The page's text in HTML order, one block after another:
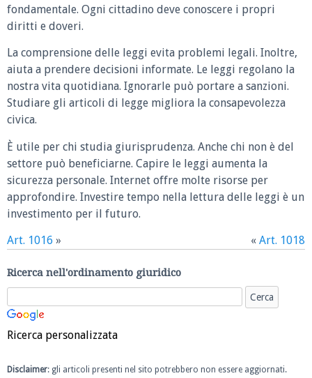
fondamentale. Ogni cittadino deve conoscere i propri
diritti e doveri.
La comprensione delle leggi evita problemi legali. Inoltre,
aiuta a prendere decisioni informate. Le leggi regolano la
nostra vita quotidiana. Ignorarle può portare a sanzioni.
Studiare gli articoli di legge migliora la consapevolezza
civica.
È utile per chi studia giurisprudenza. Anche chi non è del
settore può beneficiarne. Capire le leggi aumenta la
sicurezza personale. Internet offre molte risorse per
approfondire. Investire tempo nella lettura delle leggi è un
investimento per il futuro.
Art. 1016 » « Art. 1018
Ricerca nell'ordinamento giuridico
Ricerca personalizzata
Disclaimer: gli articoli presenti nel sito potrebbero non essere aggiornati.